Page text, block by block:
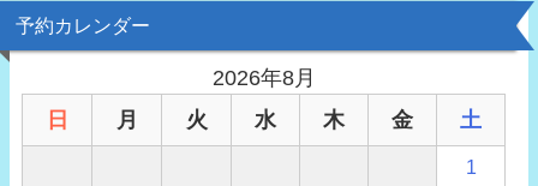
予約カレンダー
2026年8月
日
月 火 水 木 金 土
1